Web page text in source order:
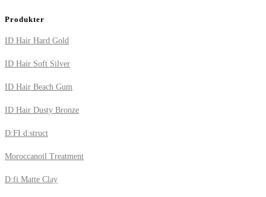
Produkter
ID Hair Hard Gold
ID Hair Soft Silver
ID Hair Beach Gum
ID Hair Dusty Bronze
D:FI d:struct
Moroccanoil Treatment
D:fi Matte Clay